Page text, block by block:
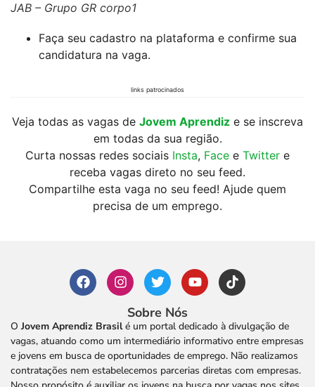
JAB – Grupo GR corpo1
Faça seu cadastro na plataforma e confirme sua
candidatura na vaga.
links patrocinados
Veja todas as vagas de Jovem Aprendiz e se inscreva
em todas da sua região.
Curta nossas redes sociais Insta, Face e Twitter e
receba vagas direto no seu feed.
Compartilhe esta vaga no seu feed! Ajude quem
precisa de um emprego.
Sobre Nós
O Jovem Aprendiz Brasilé um portal dedicado à divulgação de
vagas, atuando como um intermediário informativo entre empresas
e jovens em busca de oportunidades de emprego. Não realizamos
contratações nem estabelecemos parcerias diretas com empresas.